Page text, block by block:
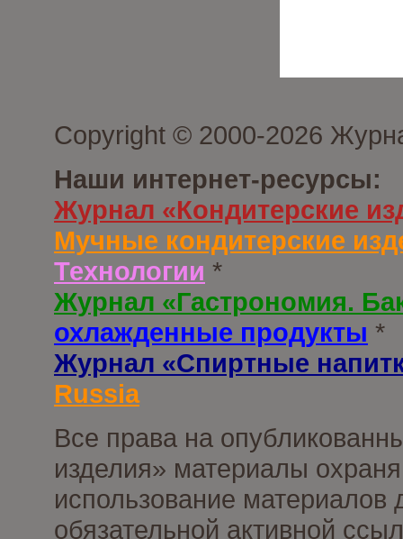
Copyright © 2000-2026
Наши интернет-ресурсы:
Журнал «Кондитерские
Мучные кондитерские
Технологии *
Журнал «Гастрономия.
охлажденные продукты *
Журнал «Спиртные
Russia
Все права на
изделия» материалы
использование материалов
обязательной активной